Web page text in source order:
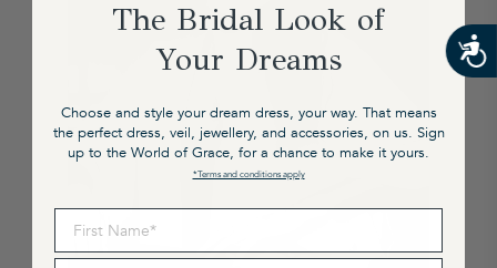
The Bridal Look of
Your Dreams
Choose and style your dream dress, your way. That means
the perfect dress, veil, jewellery, and accessories, on us. Sign
up to the World of Grace, for a chance to make it yours.
*Terms and conditions apply